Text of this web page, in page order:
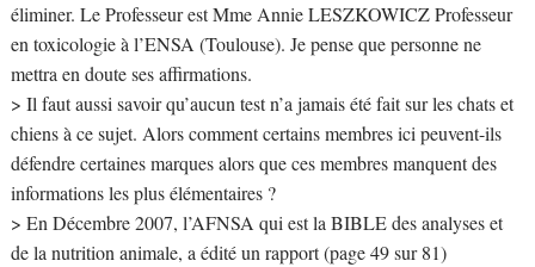
éliminer. Le Professeur est Mme Annie LESZKOWICZ Professeur
en toxicologie à l’ENSA (Toulouse). Je pense que personne ne
mettra en doute ses affirmations.
> Il faut aussi savoir qu’aucun test n’a jamais été fait sur les chats et
chiens à ce sujet. Alors comment certains membres ici peuvent-ils
défendre certaines marques alors que ces membres manquent des
informations les plus élémentaires ?
> En Décembre 2007, l’AFNSA qui est la BIBLE des analyses et
de la nutrition animale, a édité un rapport (page 49 sur 81)